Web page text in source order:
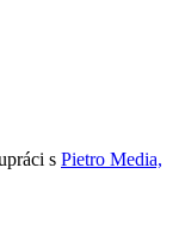
s Pietro Media,